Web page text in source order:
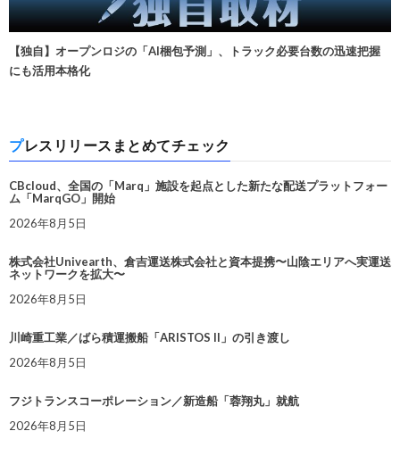
【独自】オープンロジの「AI梱包予測」、トラック必要台数の迅速把握
にも活用本格化
プレスリリースまとめてチェック
CBcloud、全国の「Marq」施設を起点とした新たな配送プラットフォー
ム「MarqGO」開始
2026年8月5日
株式会社Univearth、倉吉運送株式会社と資本提携〜山陰エリアへ実運送
ネットワークを拡大〜
2026年8月5日
川崎重工業／ばら積運搬船「ARISTOS II」の引き渡し
2026年8月5日
フジトランスコーポレーション／新造船「蓉翔丸」就航
2026年8月5日